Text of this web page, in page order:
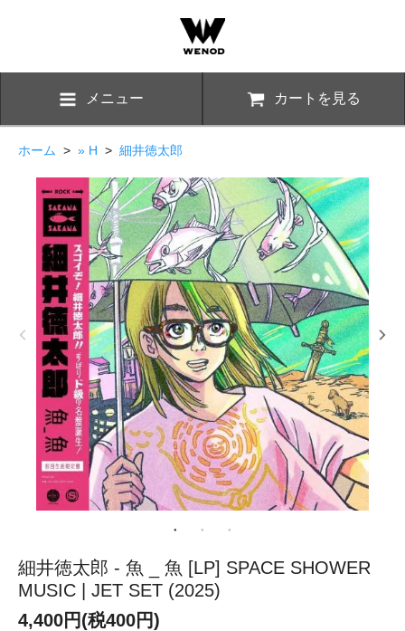
メニュー カートを見る
ホーム > » H > 細井徳太郎
細井徳太郎 - 魚 _ 魚 [LP] SPACE SHOWER
MUSIC | JET SET (2025)
4,400円(税400円)